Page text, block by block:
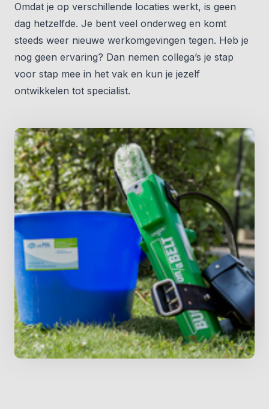
Omdat je op verschillende locaties werkt, is geen
dag hetzelfde. Je bent veel onderweg en komt
steeds weer nieuwe werkomgevingen tegen. Heb je
nog geen ervaring? Dan nemen collega’s je stap
voor stap mee in het vak en kun je jezelf
ontwikkelen tot specialist.